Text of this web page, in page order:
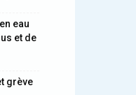
eau
et de
grève